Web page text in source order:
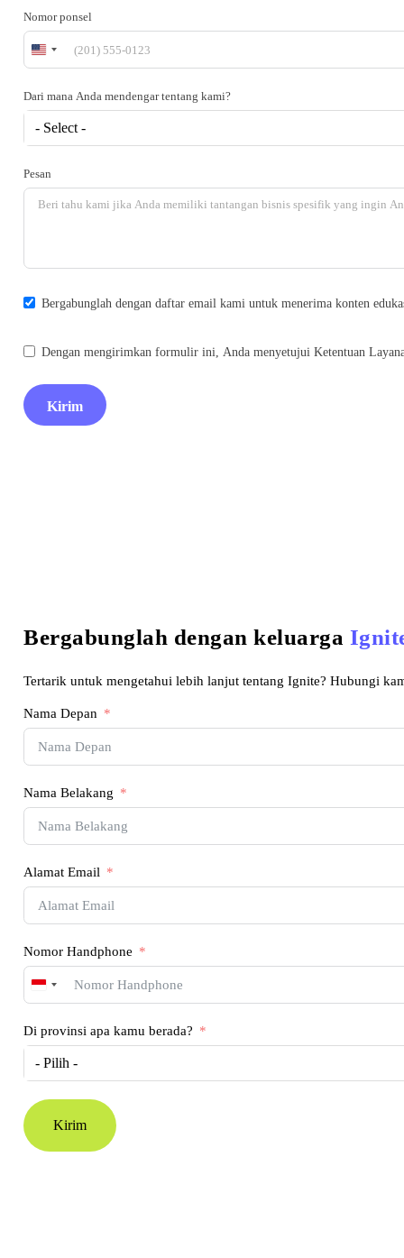
Nomor ponsel
United
States
+1
Dari mana Anda mendengar tentang kami?
- Select -
Pesan
Bergabunglah dengan daftar email kami untuk menerima konten
Dengan mengirimkan formulir ini, Anda menyetujui Ketentuan
Kirim
Bergabunglah dengan keluarga
Tertarik untuk mengetahui lebih lanjut tentang Ignite? Hubungi
Nama Depan
Nama Belakang
Alamat Email
Nomor Handphone
Indonesia
+62
Di provinsi apa kamu berada?
- Pilih -
Kirim